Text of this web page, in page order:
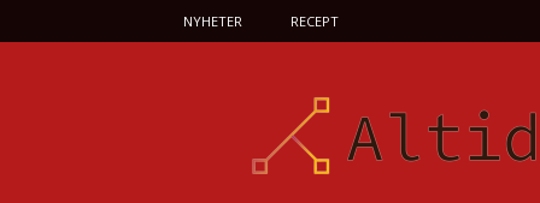
NYHETER RECEPT